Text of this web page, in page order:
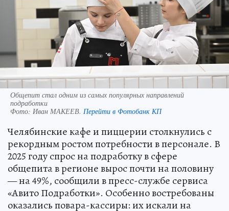
Общепит стал одним из самых популярных направлений
подработки
Фото: Иван МАКЕЕВ. Перейти в Фотобанк КП
Челябинские кафе и пиццерии столкнулись с
рекордным ростом потребности в персонале. В
2025 году спрос на подработку в сфере
общепита в регионе вырос почти на половину
— на 49%, сообщили в пресс-службе сервиса
«Авито Подработки». Особенно востребованы
оказались повара-кассиры: их искали на